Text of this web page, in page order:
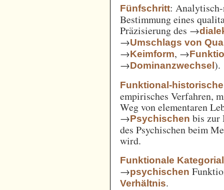
Fünfschritt:
Bestimmung eines
Präzisierung des →
→Umschlags von
→Keimform, →
→Dominanzwechsel).
Funktional-
empirisches Verfahren,
Weg von elementaren
→Psychischen bis zur
des Psychischen beim
wird.
Funktionale
→psychischen
Verhältnis.